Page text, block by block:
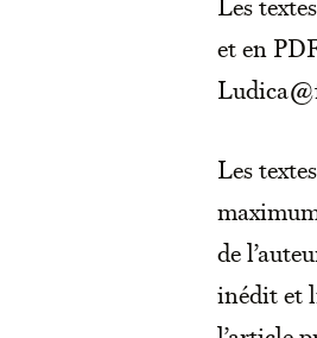
et en
Les
de
inédit et